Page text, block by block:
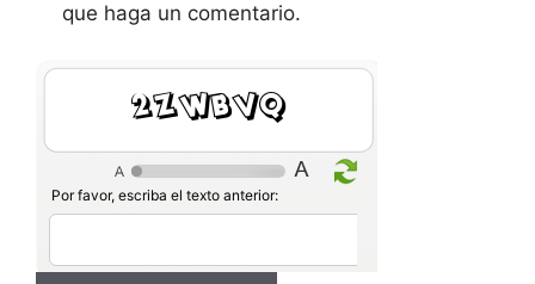
que haga un comentario.
2Yj4k8
Por favor, escriba el texto anterior: